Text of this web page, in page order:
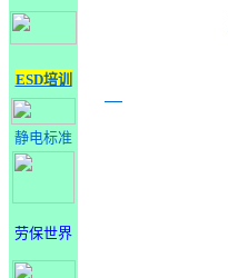
ESD培训
静电标准
劳保世界